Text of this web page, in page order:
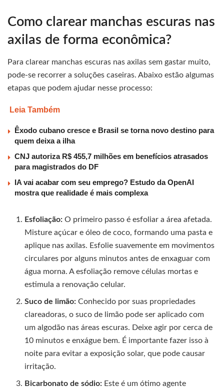
Como clarear manchas escuras nas
axilas de forma econômica?
Para clarear manchas escuras nas axilas sem gastar muito,
pode-se recorrer a soluções caseiras. Abaixo estão algumas
etapas que podem ajudar nesse processo:
Leia Também
Êxodo cubano cresce e Brasil se torna novo destino para
quem deixa a ilha
CNJ autoriza R$ 455,7 milhões em benefícios atrasados
para magistrados do DF
IA vai acabar com seu emprego? Estudo da OpenAI
mostra que realidade é mais complexa
Esfoliação: O primeiro passo é esfoliar a área afetada.
Misture açúcar e óleo de coco, formando uma pasta e
aplique nas axilas. Esfolie suavemente em movimentos
circulares por alguns minutos antes de enxaguar com
água morna. A esfoliação remove células mortas e
estimula a renovação celular.
Suco de limão: Conhecido por suas propriedades
clareadoras, o suco de limão pode ser aplicado com
um algodão nas áreas escuras. Deixe agir por cerca de
10 minutos e enxágue bem. É importante fazer isso à
noite para evitar a exposição solar, que pode causar
irritação.
Bicarbonato de sódio: Este é um ótimo agente